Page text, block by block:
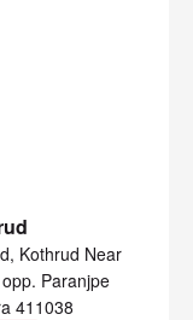
Kothrud Near
Paranjpe
411038